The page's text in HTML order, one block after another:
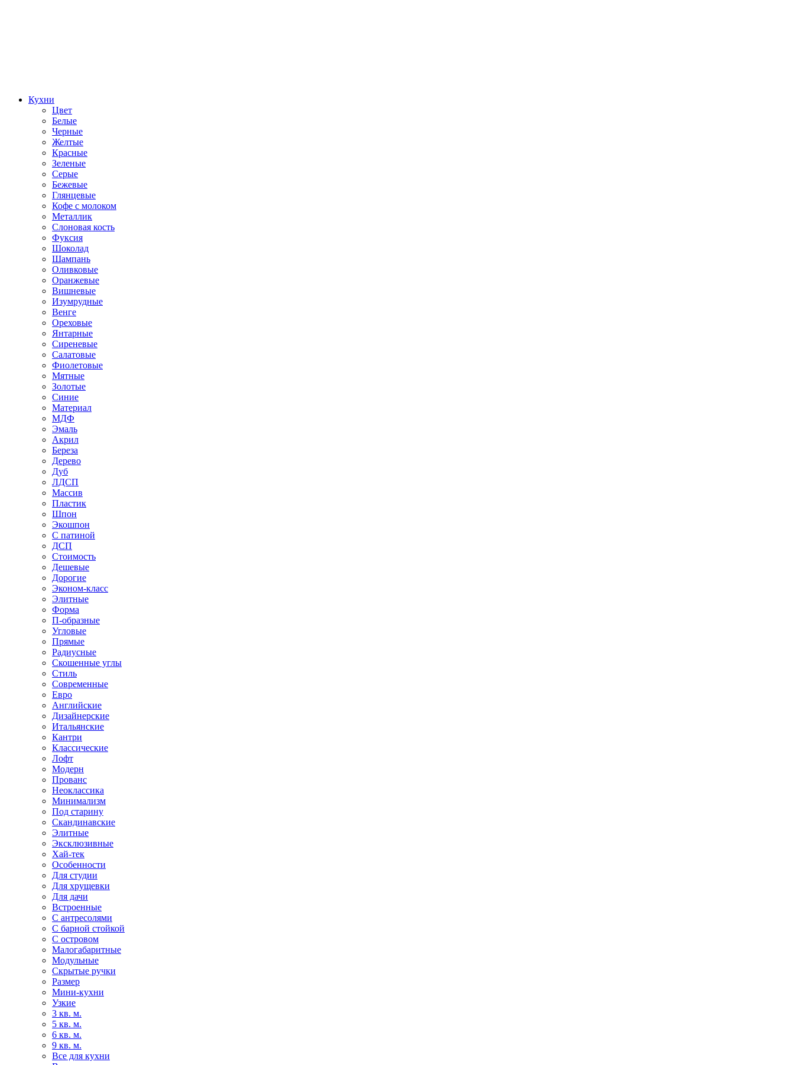
Кухни
Цвет
Белые
Черные
Желтые
Красные
Зеленые
Серые
Бежевые
Глянцевые
Кофе с молоком
Металлик
Слоновая кость
Фуксия
Шоколад
Шампань
Оливковые
Оранжевые
Вишневые
Изумрудные
Венге
Ореховые
Янтарные
Сиреневые
Салатовые
Фиолетовые
Мятные
Золотые
Синие
Материал
МДФ
Эмаль
Акрил
Береза
Дерево
Дуб
ЛДСП
Массив
Пластик
Шпон
Экошпон
С патиной
ДСП
Стоимость
Дешевые
Дорогие
Эконом-класс
Элитные
Форма
П-образные
Угловые
Прямые
Радиусные
Скошенные углы
Стиль
Современные
Евро
Английские
Дизайнерские
Итальянские
Кантри
Классические
Лофт
Модерн
Прованс
Неоклассика
Минимализм
Под старину
Скандинавские
Элитные
Эксклюзивные
Хай-тек
Особенности
Для студии
Для хрущевки
Для дачи
Встроенные
С антресолями
С барной стойкой
С островом
Малогабаритные
Модульные
Скрытые ручки
Размер
Мини-кухни
Узкие
3 кв. м.
5 кв. м.
6 кв. м.
9 кв. м.
Все для кухни